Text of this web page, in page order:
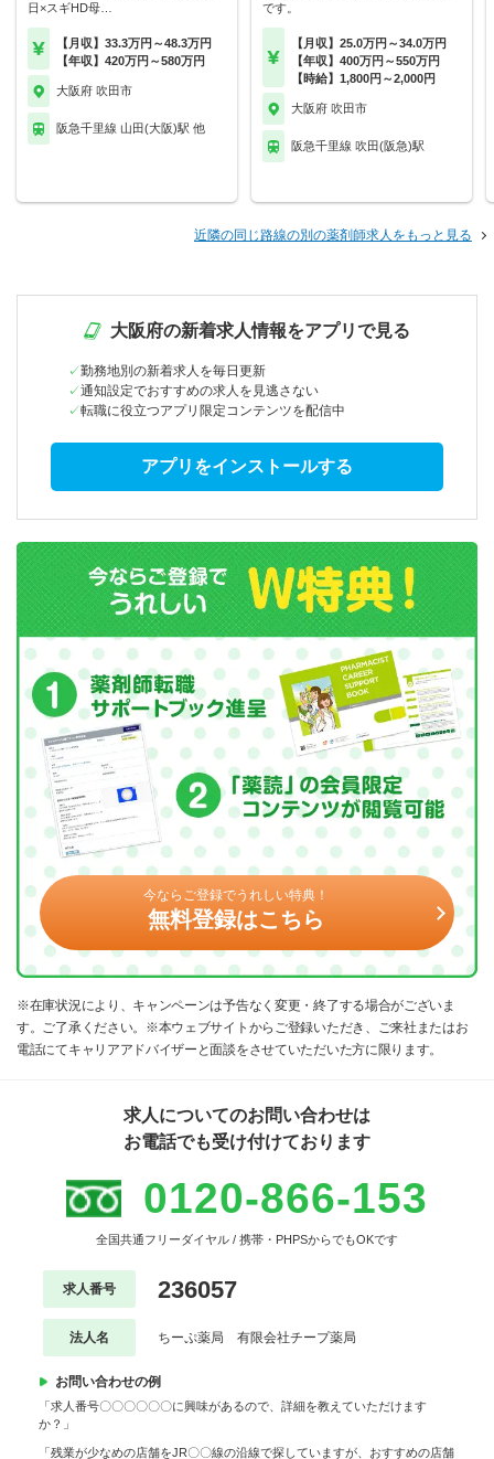
日×スギHD母…
【月収】33.3万円～48.3万円
【年収】420万円～580万円
大阪府 吹田市
阪急千里線 山田(大阪)駅 他
です。
【月収】25.0万円～34.0万円
【年収】400万円～550万円
【時給】1,800円～2,000円
大阪府 吹田市
阪急千里線 吹田(阪急)駅
近隣の同じ路線の別の薬剤師求人をもっと見る
大阪府の新着求人情報をアプリで見る
勤務地別の新着求人を毎日更新
通知設定でおすすめの求人を見逃さない
転職に役立つアプリ限定コンテンツを配信中
アプリをインストールする
今ならご登録でうれしい特典！
無料登録はこちら
※在庫状況により、キャンペーンは予告なく変更・終了する場合がございま
す。ご了承ください。※本ウェブサイトからご登録いただき、ご来社またはお
電話にてキャリアアドバイザーと面談をさせていただいた方に限ります。
求人についてのお問い合わせは
お電話でも受け付けております
0120-866-153
全国共通フリーダイヤル / 携帯・PHPSからでもOKです
求人番号 236057
法人名 ちーぷ薬局 有限会社チープ薬局
お問い合わせの例
「求人番号〇〇〇〇〇〇に興味があるので、詳細を教えていただけます
か？」
「残業が少なめの店舗をJR〇〇線の沿線で探していますが、おすすめの店舗